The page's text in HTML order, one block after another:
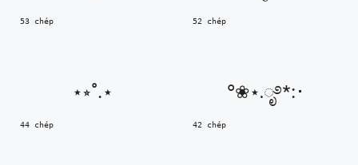
53 chép 52 chép
44 chép
⋆⭒˚.⋆
42 chép
°❀⋆.ೃ࿔*:･